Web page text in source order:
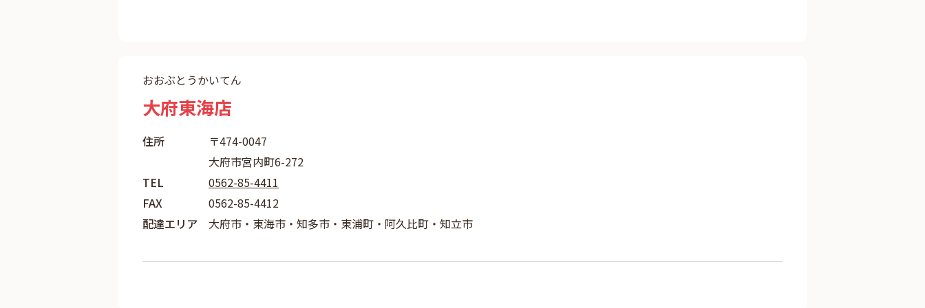
おおぶとうかいてん
大府東海店
住所
〒474-0047
大府市宮内町6-272
TEL
0562-85-4411
FAX
0562-85-4412
配達エリア
大府市・東海市・知多市・東浦町・阿久比町・知立市